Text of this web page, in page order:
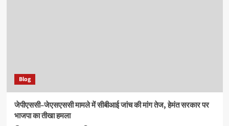
Blog
जेपीएससी–जेएसएससी मामले में सीबीआई जांच की मांग तेज, हेमंत सरकार पर
भाजपा का तीखा हमला